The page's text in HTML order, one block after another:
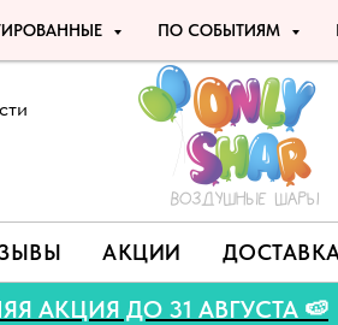
ПО СОБЫТИЯМ
АКЦИИ
ЛЕТНЯЯ АКЦИЯ ДО 31